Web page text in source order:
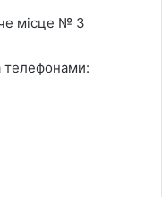
місце № 3
телефонами: